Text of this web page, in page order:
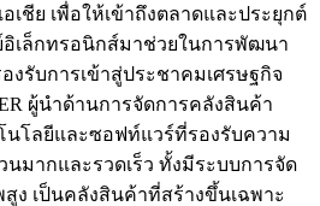
ชีย เพื่อให้เข้าถึงตลาดและประยุกต์
เล็กทรอนิกส์มาช่วยในการพัฒนา
งรับการเข้าสู่ประชาคมเศรษฐกิจ
ผู้นำด้านการจัดการคลังสินค้า
โลยีและซอฟท์แวร์ที่รองรับความ
มากและรวดเร็ว ทั้งมีระบบการจัด
ง เป็นคลังสินค้าที่สร้างขึ้นเฉพาะ